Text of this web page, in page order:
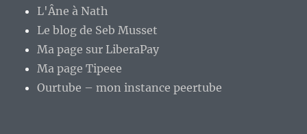
L'Âne à Nath
Le blog de Seb Musset
Ma page sur LiberaPay
Ma page Tipeee
Ourtube – mon instance peertube